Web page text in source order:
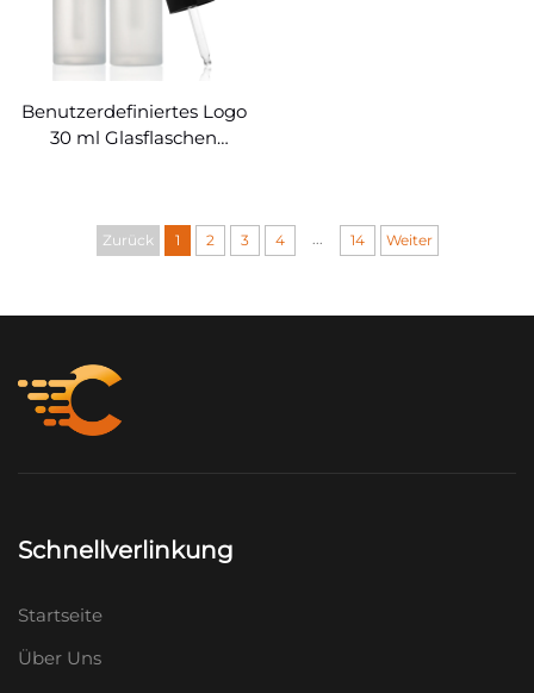
Benutzerdefiniertes Logo
30 ml Glasflaschen
Zurück 1 2 3 4 ... 14 Weiter
Schnellverlinkung
Startseite
Über Uns